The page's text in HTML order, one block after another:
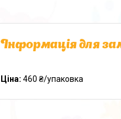
Інформація для
Ціна: 460 ₴/упаковка